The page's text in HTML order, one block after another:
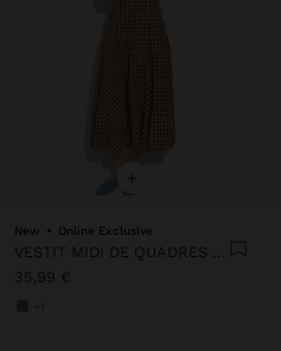
+
New Online Exclusive
35,99 €